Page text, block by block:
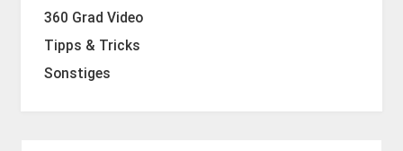
360 Grad Video
Tipps & Tricks
Sonstiges